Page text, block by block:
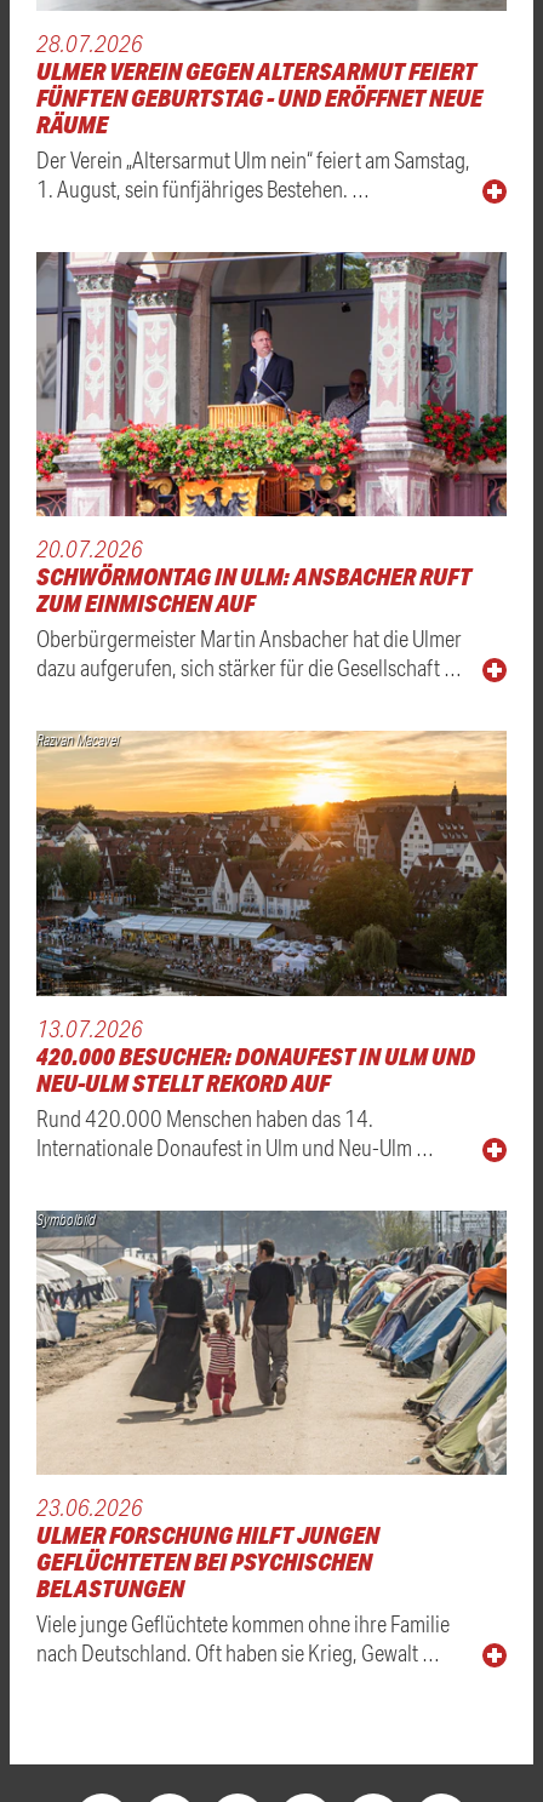
28.07.2026
ULMER VEREIN GEGEN ALTERSARMUT FEIERT
FÜNFTEN GEBURTSTAG - UND ERÖFFNET NEUE
RÄUME
Der Verein „Altersarmut Ulm nein“ feiert am Samstag,
1. August, sein fünfjähriges Bestehen. …
20.07.2026
SCHWÖRMONTAG IN ULM: ANSBACHER RUFT
ZUM EINMISCHEN AUF
Oberbürgermeister Martin Ansbacher hat die Ulmer
dazu aufgerufen, sich stärker für die Gesellschaft …
Razvan Macavei
13.07.2026
420.000 BESUCHER: DONAUFEST IN ULM UND
NEU-ULM STELLT REKORD AUF
Rund 420.000 Menschen haben das 14.
Internationale Donaufest in Ulm und Neu-Ulm …
Symbolbild
23.06.2026
ULMER FORSCHUNG HILFT JUNGEN
GEFLÜCHTETEN BEI PSYCHISCHEN
BELASTUNGEN
Viele junge Geflüchtete kommen ohne ihre Familie
nach Deutschland. Oft haben sie Krieg, Gewalt …